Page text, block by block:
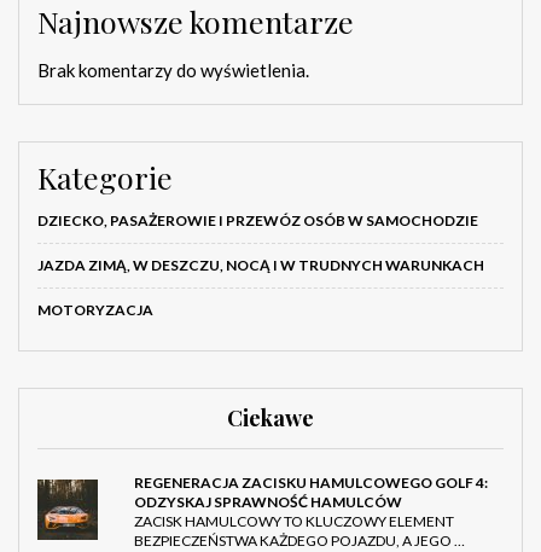
Najnowsze komentarze
Brak komentarzy do wyświetlenia.
Kategorie
DZIECKO, PASAŻEROWIE I PRZEWÓZ OSÓB W SAMOCHODZIE
JAZDA ZIMĄ, W DESZCZU, NOCĄ I W TRUDNYCH WARUNKACH
MOTORYZACJA
Ciekawe
REGENERACJA ZACISKU HAMULCOWEGO GOLF 4:
ODZYSKAJ SPRAWNOŚĆ HAMULCÓW
ZACISK HAMULCOWY TO KLUCZOWY ELEMENT
BEZPIECZEŃSTWA KAŻDEGO POJAZDU, A JEGO …